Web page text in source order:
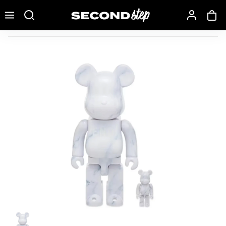
Bearbrick x END. 100% & 400% Set White Marble